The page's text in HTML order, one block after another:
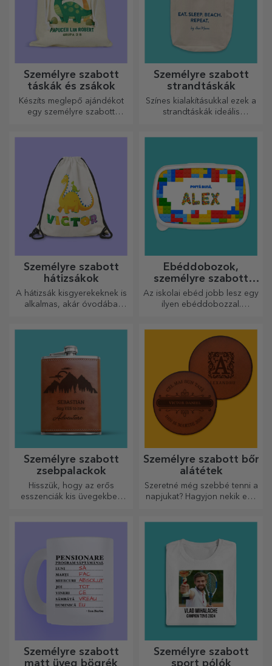
Személyre szabott
táskák és zsákok
Készíts meglepő ajándékot
egy személyre szabott
üzenetekből áll.
Személyre szabott
strandtáskák
Színes kialakításukkal ezek a
strandtáskák ideális
Személyre szabott
hátizsákok
A hátizsák kisgyerekeknek is
alkalmas, akár óvodába
kicsidhez!
Ebéddobozok,
személyre szabott
casserole-ok
Az iskolai ebéd jobb lesz egy
ilyen ebéddobozzal.
napra!
Személyre szabott
zsebpalackok
Hisszük, hogy az erős
esszenciák kis üvegekben
Személyre szabott bőr
alátétek
Szeretné még szebbé tenni a
napjukat? Hagyjon nekik egy
Személyre szabott
matt üveg bögrék
Személyre szabott
sport pólók